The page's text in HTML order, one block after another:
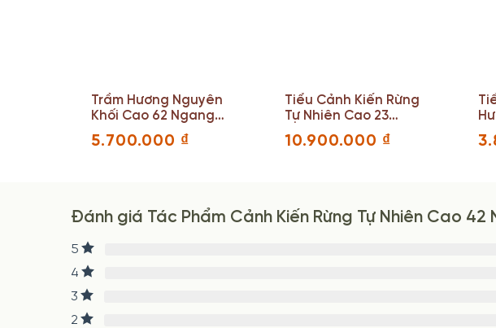
Trầm Hương Nguyên
Khối Cao 62 Ngang
50 (cm)
5.700.000 ₫
Tiểu Cảnh Kiến Rừng
Tự Nhiên Cao 23
Ngang 33(cm)
10.900.000 ₫
Đánh giá Tác Phẩm Cảnh Kiến Rừng Tự Nhiên Cao 42
5
4
3
2